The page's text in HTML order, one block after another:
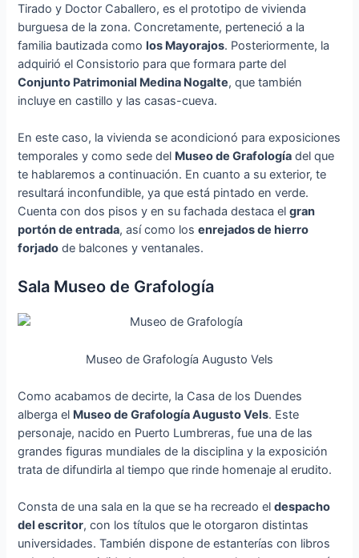
Tirado y Doctor Caballero, es el prototipo de vivienda
burguesa de la zona. Concretamente, perteneció a la
familia bautizada comolos Mayorajos. Posteriormente, la
adquirió el Consistorio para que formara parte del
Conjunto Patrimonial Medina Nogalte, que también
incluye en castillo y las casas-cueva.
En este caso, la vivienda se acondicionó para exposiciones
temporales y como sede del Museo de Grafología del que
te hablaremos a continuación. En cuanto a su exterior, te
resultará inconfundible, ya que está pintado en verde.
Cuenta con dos pisos y en su fachada destaca elgran
portón de entrada, así como losenrejados de hierro
forjado de balcones y ventanales.
Sala Museo de Grafología
Museo de Grafología Augusto Vels
Como acabamos de decirte, la Casa de los Duendes
alberga el Museo de Grafología Augusto Vels. Este
personaje, nacido en Puerto Lumbreras, fue una de las
grandes figuras mundiales de la disciplina y la exposición
trata de difundirla al tiempo que rinde homenaje al erudito.
Consta de una sala en la que se ha recreado eldespacho
del escritor, con los títulos que le otorgaron distintas
universidades. También dispone de estanterías con libros